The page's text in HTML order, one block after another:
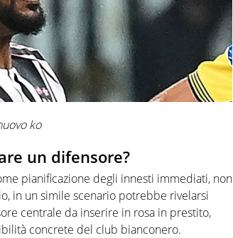
ko
un difensore?
pianificazione degli innesti immediati, non
in un simile scenario potrebbe rivelarsi
centrale da inserire in rosa in prestito,
concrete del club bianconero.